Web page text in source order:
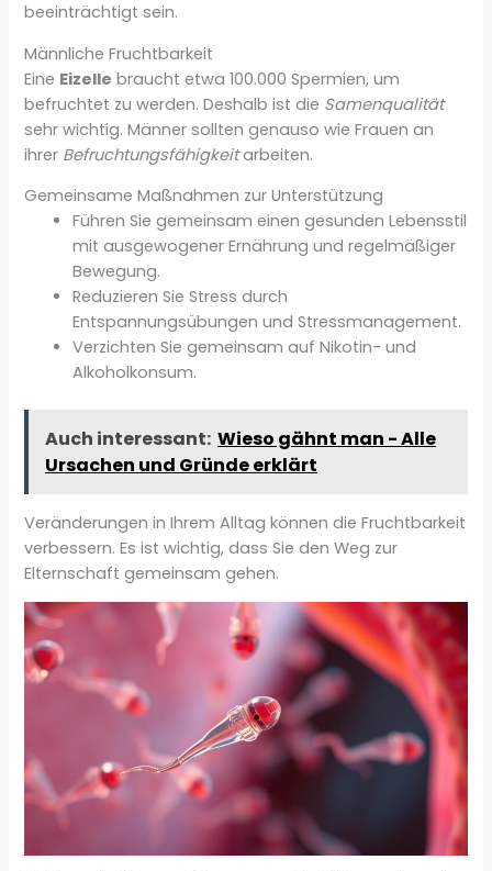
beeinträchtigt sein.
Männliche Fruchtbarkeit
Eine Eizelle braucht etwa 100.000 Spermien, um
befruchtet zu werden. Deshalb ist die Samenqualität
sehr wichtig. Männer sollten genauso wie Frauen an
ihrer Befruchtungsfähigkeitarbeiten.
Gemeinsame Maßnahmen zur Unterstützung
Führen Sie gemeinsam einen gesunden Lebensstil
mit ausgewogener Ernährung und regelmäßiger
Bewegung.
Reduzieren Sie Stress durch
Entspannungsübungen und Stressmanagement.
Verzichten Sie gemeinsam auf Nikotin- und
Alkoholkonsum.
Auch interessant: Wieso gähnt man - Alle
Ursachen und Gründe erklärt
Veränderungen in Ihrem Alltag können die Fruchtbarkeit
verbessern. Es ist wichtig, dass Sie den Weg zur
Elternschaft gemeinsam gehen.